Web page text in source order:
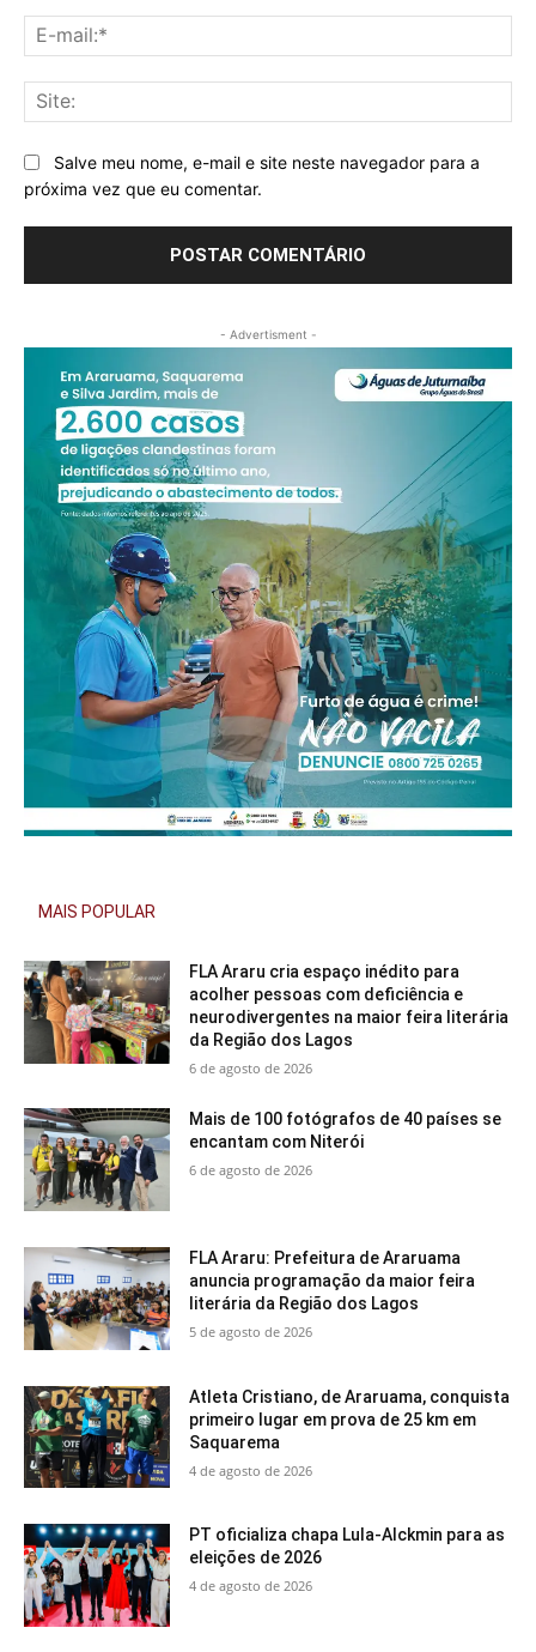
Salve meu nome, e-mail e site neste navegador para a
próxima vez que eu comentar.
- Advertisment -
MAIS POPULAR
FLA Araru cria espaço inédito para
acolher pessoas com deficiência e
neurodivergentes na maior feira literária
da Região dos Lagos
6 de agosto de 2026
Mais de 100 fotógrafos de 40 países se
encantam com Niterói
6 de agosto de 2026
FLA Araru: Prefeitura de Araruama
anuncia programação da maior feira
literária da Região dos Lagos
5 de agosto de 2026
Atleta Cristiano, de Araruama, conquista
primeiro lugar em prova de 25 km em
Saquarema
4 de agosto de 2026
PT oficializa chapa Lula-Alckmin para as
eleições de 2026
4 de agosto de 2026